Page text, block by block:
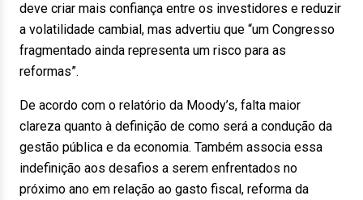
deve criar mais confiança entre os investidores e reduzir
a volatilidade cambial, mas advertiu que “um Congresso
fragmentado ainda representa um risco para as
reformas”.
De acordo com o relatório da Moody’s, falta maior
clareza quanto à definição de como será a condução da
gestão pública e da economia. Também associa essa
indefinição aos desafios a serem enfrentados no
próximo ano em relação ao gasto fiscal, reforma da